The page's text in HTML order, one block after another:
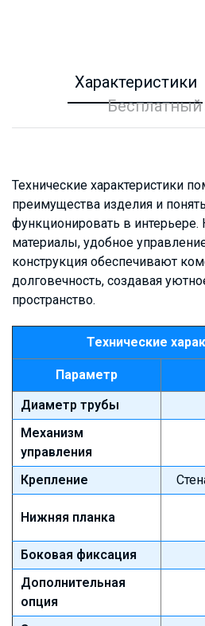
Характеристики
Бесплатный
Технические характеристики
преимущества изделия и
функционировать в интерьере.
материалы, удобное
конструкция обеспечивают
долговечность, создавая
пространство.
Технические
Параметр
Диаметр трубы
Механизм
управления
Крепление
Нижняя планка
Боковая фиксация
Дополнительная
опция